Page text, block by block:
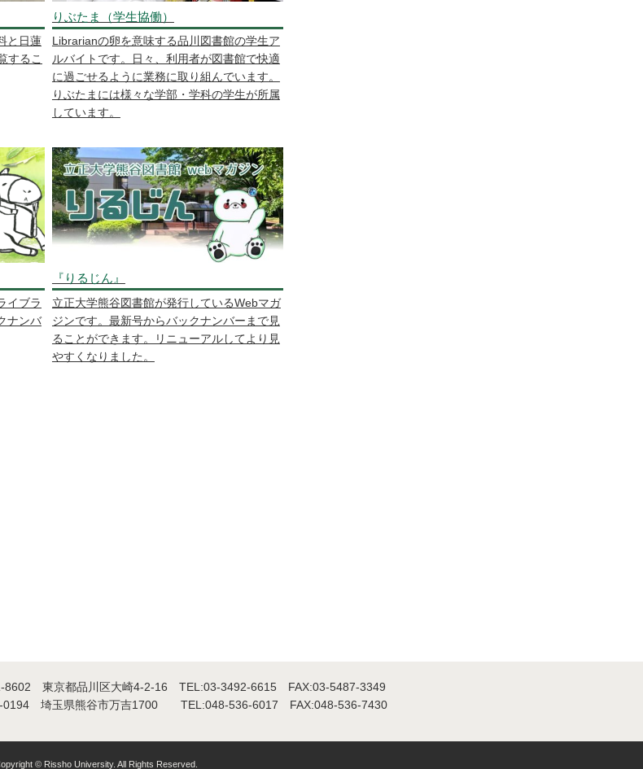
と日蓮
するこ
りぶたま（学生協働）
Librarianの卵を意味する品川図書館の学生ア
ルバイトです。日々、利用者が図書館で快適
に過ごせるように業務に取り組んでいます。
りぶたまには様々な学部・学科の学生が所属
しています。
イブラ
ナンバ
『りるじん』
立正大学熊谷図書館が発行しているWebマガ
ジンです。最新号からバックナンバーまで見
ることができます。リニューアルしてより見
やすくなりました。
8602 東京都品川区大崎4-2-16 TEL:03-3492-6615FAX:03-5487-3349
0194 埼玉県熊谷市万吉1700 TEL:048-536-6017 FAX:048-536-7430
© Rissho University. All Rights Reserved.